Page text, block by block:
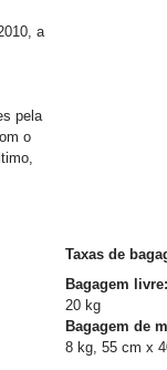
a
pela
o
Taxas de
Bagagem livre:
20 kg
Bagagem de
8 kg, 55 cm x